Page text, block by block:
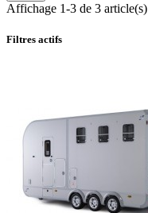
Affichage 1-3 de 3 article(s)
Filtres actifs